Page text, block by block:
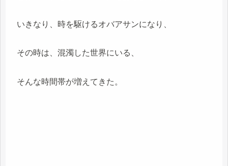
いきなり、時を駆けるオバアサンになり、
その時は、混濁した世界にいる、
そんな時間帯が増えてきた。